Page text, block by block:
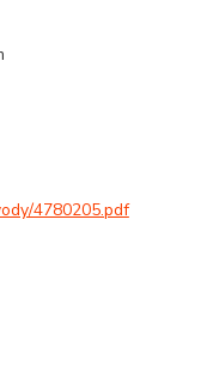
4780205.pdf